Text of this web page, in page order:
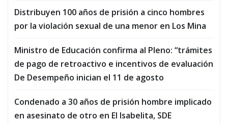
Distribuyen 100 años de prisión a cinco hombres
por la violación sexual de una menor en Los Mina
Ministro de Educación confirma al Pleno: “trámites
de pago de retroactivo e incentivos de evaluación
De Desempeño inician el 11 de agosto
Condenado a 30 años de prisión hombre implicado
en asesinato de otro en El Isabelita, SDE